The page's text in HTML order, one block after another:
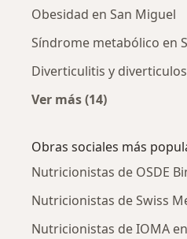
Obesidad en San Miguel
Síndrome metabólico en
Diverticulitis y
Ver más (14)
Obras sociales más
Nutricionistas de OSDE
Nutricionistas de Swiss
Nutricionistas de IOMA